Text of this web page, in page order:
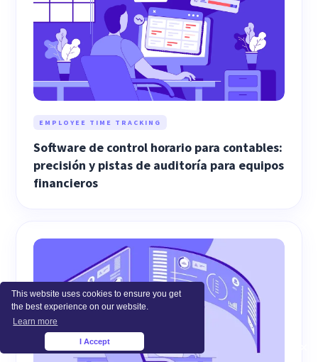
This website uses cookies to ensure you get
the best experience on our website.
Learn more
I Accept
EMPLOYEE TIME TRACKING
Software de control horario para contables:
precisión y pistas de auditoría para equipos
financieros